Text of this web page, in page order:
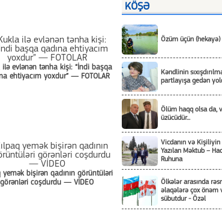
ilə evlənən tənha kişi: “İndi başqa
ehtiyacım yoxdur” — FOTOLAR
yemək bişirən qadının görüntüləri
görənləri coşdurdu — VİDEO
KÖŞƏ
Özüm üçün (hekayə)
Kəndlinin
partlayışa gedən
Ölüm haqq olsa da,
üzücüdür...
Vicdanın və Kişiliyin
Yazılan Məktub –
Ruhuna
Ölkələr arasında
əlaqələrə çox önəm
sübutdur - Özəl